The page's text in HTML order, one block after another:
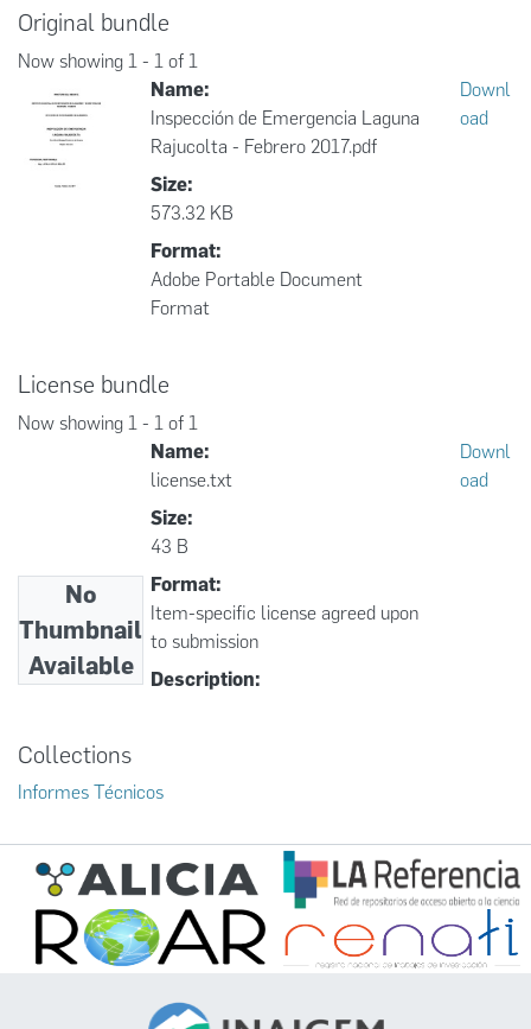
Original bundle
Now showing 1 - 1 of 1
Name:
Inspección de Emergencia Laguna
Rajucolta - Febrero 2017.pdf
Size:
573.32 KB
Format:
Adobe Portable Document
Format
Downl
oad
License bundle
Now showing 1 - 1 of 1
No
Thumbnail
Available
Name:
license.txt
Size:
43 B
Format:
Item-specific license agreed upon
to submission
Description:
Downl
oad
Collections
Informes Técnicos